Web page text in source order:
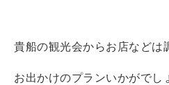
貴船の観光会からお店などは
お出かけのプランいかがでし